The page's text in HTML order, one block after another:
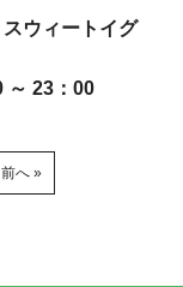
ウィートイグ
23：00
前へ »